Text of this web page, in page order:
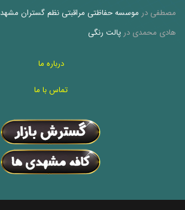
مصطفی در موسسه حفاظتی مراقبتی نظم گستران مشهد
هادی محمدی در پالت رنگی
درباره ما
تماس با ما